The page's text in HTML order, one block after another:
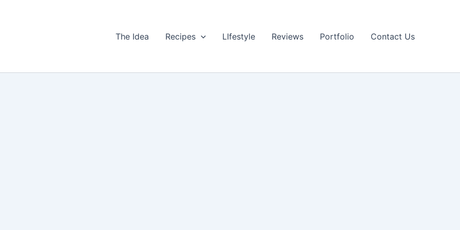
The Idea Recipes LIfestyle Reviews Portfolio Contact Us